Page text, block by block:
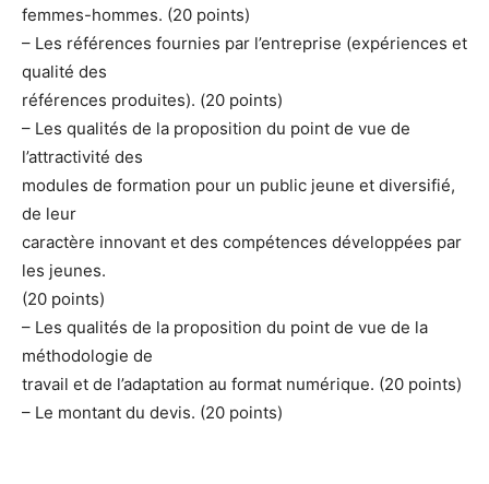
femmes-hommes. (20 points)
– Les références fournies par l’entreprise (expériences et
qualité des
références produites). (20 points)
– Les qualités de la proposition du point de vue de
l’attractivité des
modules de formation pour un public jeune et diversifié,
de leur
caractère innovant et des compétences développées par
les jeunes.
(20 points)
– Les qualités de la proposition du point de vue de la
méthodologie de
travail et de l’adaptation au format numérique. (20 points)
– Le montant du devis. (20 points)